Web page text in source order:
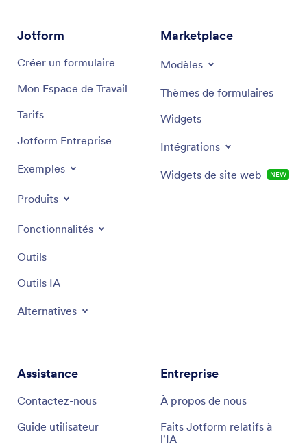
Jotform
Créer un formulaire
Mon Espace de Travail
Tarifs
Jotform Entreprise
Exemples
Produits
Fonctionnalités
Outils
Outils IA
Alternatives
Marketplace
Modèles
Thèmes de formulaires
Widgets
Intégrations
Widgets de site web
Assistance
Contactez-nous
Guide utilisateur
Entreprise
À propos de nous
Faits Jotform relatifs à
l'IA